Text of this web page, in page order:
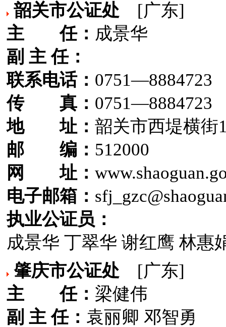
韶关市公证处 [广东]
主 任： 成景华
副 主 任：
联系电话： 0751—8884723
传 真： 0751—8884723
地 址： 韶关市西堤横街
邮 编： 512000
网 址：
电子邮箱：
执业公证员：
成景华 丁翠华 谢红鹰 林惠
肇庆市公证处 [广东]
主 任： 梁健伟
副 主 任： 袁丽卿 邓智勇